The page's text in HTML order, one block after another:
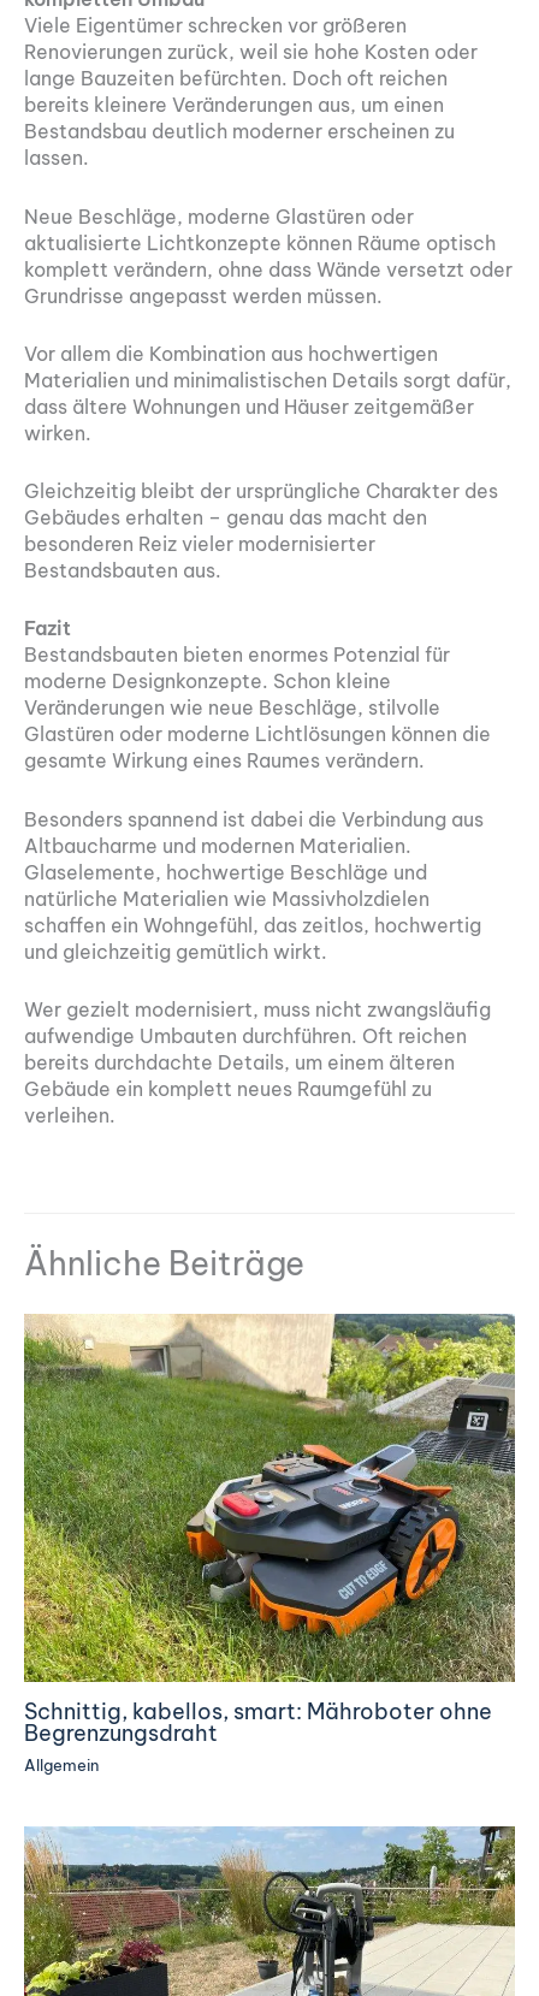
Viele Eigentümer schrecken vor größeren
Renovierungen zurück, weil sie hohe Kosten oder
lange Bauzeiten befürchten. Doch oft reichen
bereits kleinere Veränderungen aus, um einen
Bestandsbau deutlich moderner erscheinen zu
lassen.
Neue Beschläge, moderne Glastüren oder
aktualisierte Lichtkonzepte können Räume optisch
komplett verändern, ohne dass Wände versetzt oder
Grundrisse angepasst werden müssen.
Vor allem die Kombination aus hochwertigen
Materialien und minimalistischen Details sorgt dafür,
dass ältere Wohnungen und Häuser zeitgemäßer
wirken.
Gleichzeitig bleibt der ursprüngliche Charakter des
Gebäudes erhalten – genau das macht den
besonderen Reiz vieler modernisierter
Bestandsbauten aus.
Fazit
Bestandsbauten bieten enormes Potenzial für
moderne Designkonzepte. Schon kleine
Veränderungen wie neue Beschläge, stilvolle
Glastüren oder moderne Lichtlösungen können die
gesamte Wirkung eines Raumes verändern.
Besonders spannend ist dabei die Verbindung aus
Altbaucharme und modernen Materialien.
Glaselemente, hochwertige Beschläge und
natürliche Materialien wie Massivholzdielen
schaffen ein Wohngefühl, das zeitlos, hochwertig
und gleichzeitig gemütlich wirkt.
Wer gezielt modernisiert, muss nicht zwangsläufig
aufwendige Umbauten durchführen. Oft reichen
bereits durchdachte Details, um einem älteren
Gebäude ein komplett neues Raumgefühl zu
verleihen.
Ähnliche Beiträge
Schnittig, kabellos, smart: Mähroboter ohne
Begrenzungsdraht
Allgemein